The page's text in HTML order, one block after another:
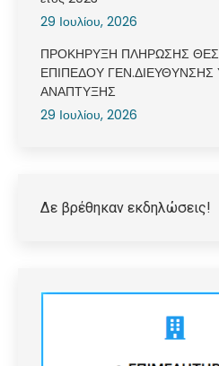
29 Ιουλίου, 2026
ΠΡΟΚΗΡΥΞΗ ΠΛΗΡΩΣΗΣ
ΕΠΙΠΕΔΟΥ
ΑΝΑΠΤΥΞΗΣ
29 Ιουλίου, 2026
Δε βρέθηκαν εκδηλώσεις!